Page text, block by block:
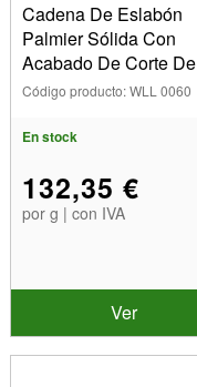
Cadena De Eslabón
Palmier Sólida Con
Acabado De Corte De
Diamante De 2mm, Oro
R
Código producto: WLL 0060
En stock
132,35 €
por g | con IVA
Ver